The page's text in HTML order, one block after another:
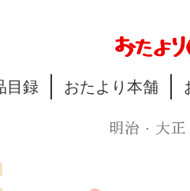
目録 おたより本舗